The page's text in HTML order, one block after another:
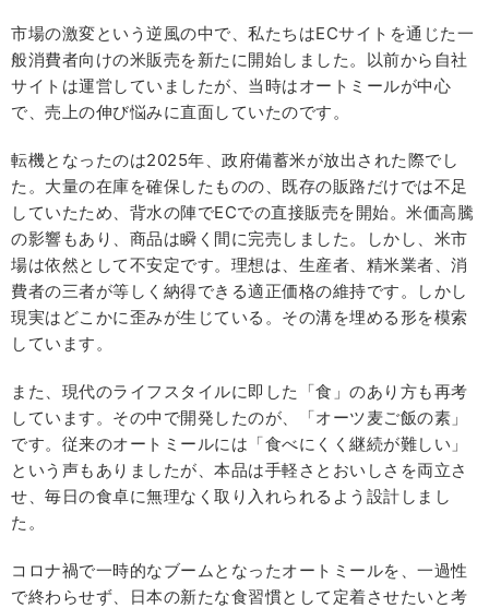
市場の激変という逆風の中で、私たちはECサイトを通じた一
般消費者向けの米販売を新たに開始しました。以前から自社
サイトは運営していましたが、当時はオートミールが中心
で、売上の伸び悩みに直面していたのです。
転機となったのは2025年、政府備蓄米が放出された際でし
た。大量の在庫を確保したものの、既存の販路だけでは不足
していたため、背水の陣でECでの直接販売を開始。米価高騰
の影響もあり、商品は瞬く間に完売しました。しかし、米市
場は依然として不安定です。理想は、生産者、精米業者、消
費者の三者が等しく納得できる適正価格の維持です。しかし
現実はどこかに歪みが生じている。その溝を埋める形を模索
しています。
また、現代のライフスタイルに即した「食」のあり方も再考
しています。その中で開発したのが、「オーツ麦ご飯の素」
です。従来のオートミールには「食べにくく継続が難しい」
という声もありましたが、本品は手軽さとおいしさを両立さ
せ、毎日の食卓に無理なく取り入れられるよう設計しまし
た。
コロナ禍で一時的なブームとなったオートミールを、一過性
で終わらせず、日本の新たな食習慣として定着させたいと考